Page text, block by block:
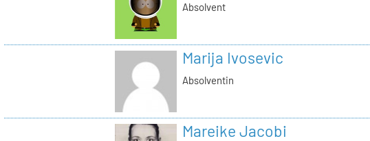
Absolvent
Marija Ivosevic
Absolventin
Mareike Jacobi